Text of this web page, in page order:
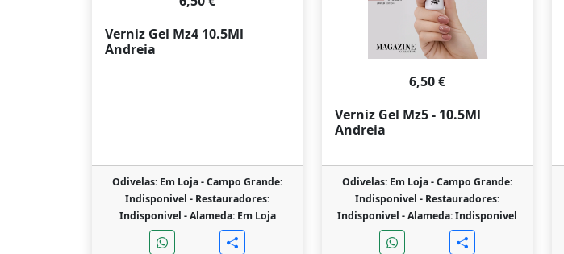
Verniz Gel Mz4 10.5Ml
Andreia
Odivelas: Em Loja -Campo Grande:
Indisponivel - Restauradores:
Indisponivel -Alameda: Em Loja
6,50 €
Verniz Gel Mz5 - 10.5Ml
Andreia
Odivelas: Em Loja -Campo Grande:
Indisponivel - Restauradores:
Indisponivel -Alameda: Indisponivel